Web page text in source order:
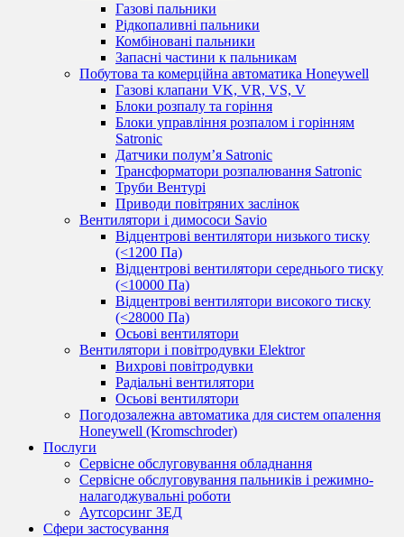
Газові пальники
Рідкопаливні пальники
Комбіновані пальники
Запасні частини к пальникам
Побутова та комерційна автоматика Honeywell
Газові клапани VK, VR, VS, V
Блоки розпалу та горіння
Блоки управління розпалом і горінням
Satronic
Датчики полум’я Satronic
Трансформатори розпалювання Satronic
Труби Вентурі
Приводи повітряних заслінок
Вентилятори і димососи Savio
Відцентрові вентилятори низького тиску
(<1200 Па)
Відцентрові вентилятори середнього тиску
(<10000 Па)
Відцентрові вентилятори високого тиску
(<28000 Па)
Осьові вентилятори
Вентилятори і повітродувки Elektror
Вихрові повітродувки
Радіальні вентилятори
Осьові вентилятори
Погодозалежна автоматика для систем опалення
Honeywell (Kromschroder)
Послуги
Сервісне обслуговування обладнання
Сервісне обслуговування пальників і режимно-
налагоджувальні роботи
Аутсорсинг ЗЕД
Сфери застосування